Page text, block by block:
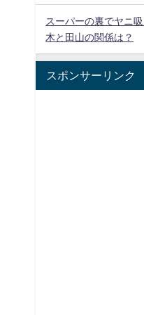
スーパーの裏でヤニ
木と田山の関係は？
スポンサーリンク